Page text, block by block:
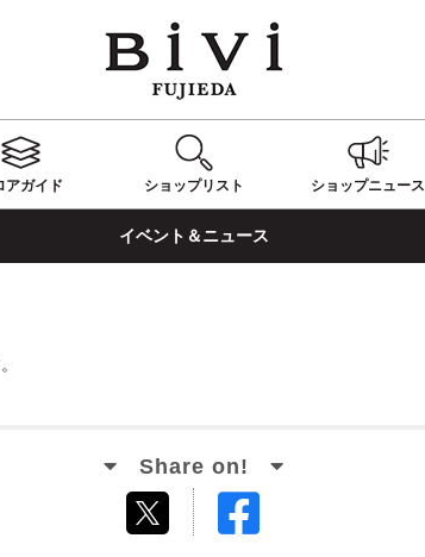
アガイド ショップリスト ショップニュース
イベント＆ニュース